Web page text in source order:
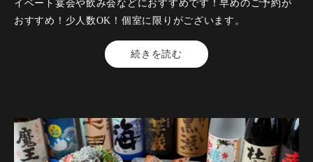
●ピリッと辛めのニラソースにぷりぷり水餃子を絡めてお召し
●ピリッからのからしと蓮根のかりかり食感、焼酎のあてに是
非！
イベート宴会や飲み会などにおすすめです！早めのご予約が
おすすめ！少人数OK！個室に限りがございます。
続きを読む
【料金】4500円（税込）
【飲み放題】有 全80品以上
【コース内容】